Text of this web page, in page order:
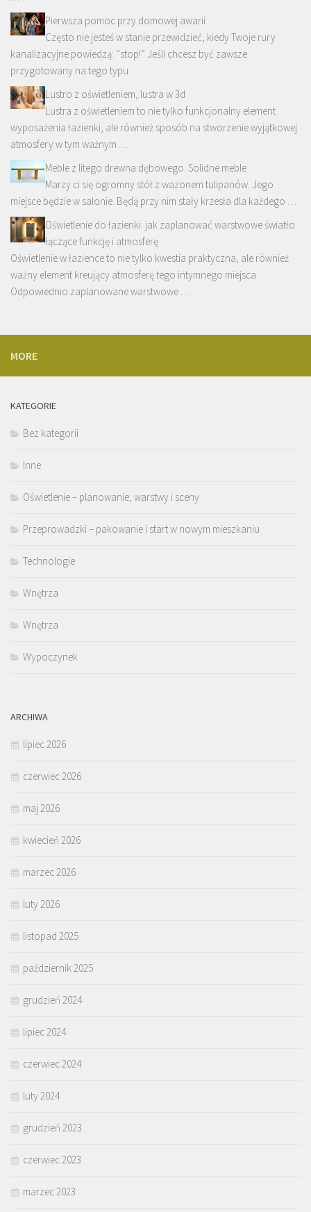
Pierwsza pomoc przy domowej awarii
Często nie jesteś w stanie przewidzieć, kiedy Twoje rury
kanalizacyjne powiedzą: “stop!” Jeśli chcesz być zawsze
przygotowany na tego typu …
Lustro z oświetleniem, lustra w 3d
Lustra z oświetleniem to nie tylko funkcjonalny element
wyposażenia łazienki, ale również sposób na stworzenie wyjątkowej
atmosfery w tym ważnym …
Meble z litego drewna dębowego. Solidne meble
Marzy ci się ogromny stół z wazonem tulipanów. Jego
miejsce będzie w salonie. Będą przy nim stały krzesła dla każdego …
Oświetlenie do łazienki: jak zaplanować warstwowe światło
łączące funkcję i atmosferę
Oświetlenie w łazience to nie tylko kwestia praktyczna, ale również
ważny element kreujący atmosferę tego intymnego miejsca.
Odpowiednio zaplanowane warstwowe …
MORE
KATEGORIE
Bez kategorii
Inne
Oświetlenie – planowanie, warstwy i sceny
Przeprowadzki – pakowanie i start w nowym mieszkaniu
Technologie
Wnętrza
Wnętrza
Wypoczynek
ARCHIWA
lipiec 2026
czerwiec 2026
maj 2026
kwiecień 2026
marzec 2026
luty 2026
listopad 2025
październik 2025
grudzień 2024
lipiec 2024
czerwiec 2024
luty 2024
grudzień 2023
czerwiec 2023
marzec 2023